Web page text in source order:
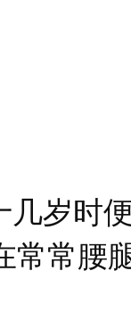
时便
常常腰